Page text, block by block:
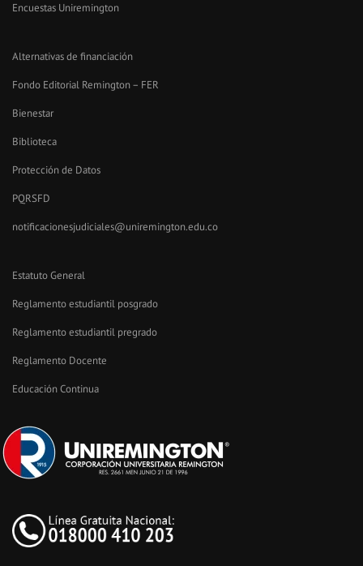
Encuestas Uniremington
Alternativas de financiación
Fondo Editorial Remington – FER
Bienestar
Biblioteca
Protección de Datos
PQRSFD
notificacionesjudiciales@uniremington.edu.co
Estatuto General
Reglamento estudiantil posgrado
Reglamento estudiantil pregrado
Reglamento Docente
Educación Continua